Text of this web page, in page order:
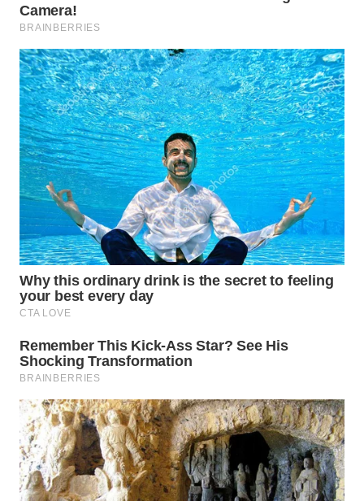
NIAS
WN
LANGKAT
WN
TAPANULI
SELATAN
WN
TANJUNG
LESUNG
WN
KARO
SIMALUNGUN
WN
LABUHANBATU
WN
TAPANULI
TENGAH